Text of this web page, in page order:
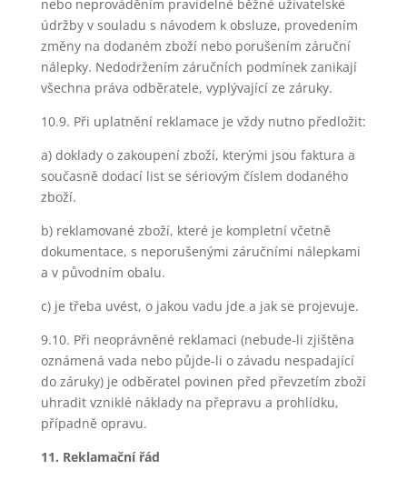
nebo neprováděním pravidelné běžné uživatelské
údržby v souladu s návodem k obsluze, provedením
změny na dodaném zboží nebo porušením záruční
nálepky. Nedodržením záručních podmínek zanikají
všechna práva odběratele, vyplývající ze záruky.
10.9. Při uplatnění reklamace je vždy nutno předložit:
a) doklady o zakoupení zboží, kterými jsou faktura a
současně dodací list se sériovým číslem dodaného
zboží.
b) reklamované zboží, které je kompletní včetně
dokumentace, s neporušenými záručními nálepkami
a v původním obalu.
c) je třeba uvést, o jakou vadu jde a jak se projevuje.
9.10. Při neoprávněné reklamaci (nebude-li zjištěna
oznámená vada nebo půjde-li o závadu nespadající
do záruky) je odběratel povinen před převzetím zboží
uhradit vzniklé náklady na přepravu a prohlídku,
případně opravu.
11. Reklamační řád